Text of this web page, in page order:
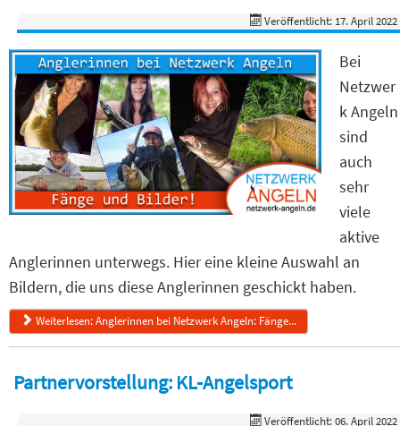
Veröffentlicht: 17. April 2022
Bei
Netzwer
k Angeln
sind
auch
sehr
viele
aktive
Anglerinnen unterwegs. Hier eine kleine Auswahl an
Bildern, die uns diese Anglerinnen geschickt haben.
Weiterlesen: Anglerinnen bei Netzwerk Angeln: Fänge...
Partnervorstellung: KL-Angelsport
Veröffentlicht: 06. April 2022